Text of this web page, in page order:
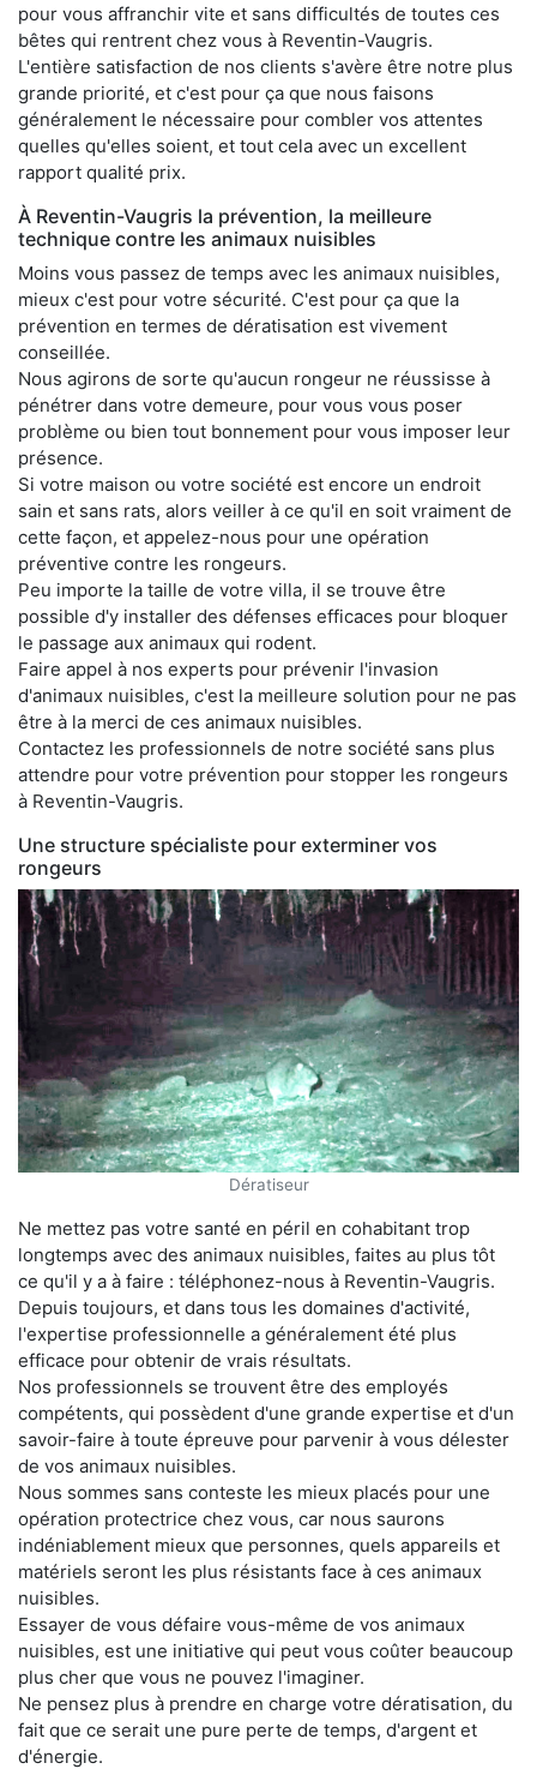
pour vous affranchir vite et sans difficultés de toutes ces
bêtes qui rentrent chez vous à Reventin-Vaugris.
L'entière satisfaction de nos clients s'avère être notre plus
grande priorité, et c'est pour ça que nous faisons
généralement le nécessaire pour combler vos attentes
quelles qu'elles soient, et tout cela avec un excellent
rapport qualité prix.
À Reventin-Vaugris la prévention, la meilleure
technique contre les animaux nuisibles
Moins vous passez de temps avec les animaux nuisibles,
mieux c'est pour votre sécurité. C'est pour ça que la
prévention en termes de dératisation est vivement
conseillée.
Nous agirons de sorte qu'aucun rongeur ne réussisse à
pénétrer dans votre demeure, pour vous vous poser
problème ou bien tout bonnement pour vous imposer leur
présence.
Si votre maison ou votre société est encore un endroit
sain et sans rats, alors veiller à ce qu'il en soit vraiment de
cette façon, et appelez-nous pour une opération
préventive contre les rongeurs.
Peu importe la taille de votre villa, il se trouve être
possible d'y installer des défenses efficaces pour bloquer
le passage aux animaux qui rodent.
Faire appel à nos experts pour prévenir l'invasion
d'animaux nuisibles, c'est la meilleure solution pour ne pas
être à la merci de ces animaux nuisibles.
Contactez les professionnels de notre société sans plus
attendre pour votre prévention pour stopper les rongeurs
à Reventin-Vaugris.
Une structure spécialiste pour exterminer vos
rongeurs
Dératiseur
Ne mettez pas votre santé en péril en cohabitant trop
longtemps avec des animaux nuisibles, faites au plus tôt
ce qu'il y a à faire : téléphonez-nous à Reventin-Vaugris.
Depuis toujours, et dans tous les domaines d'activité,
l'expertise professionnelle a généralement été plus
efficace pour obtenir de vrais résultats.
Nos professionnels se trouvent être des employés
compétents, qui possèdent d'une grande expertise et d'un
savoir-faire à toute épreuve pour parvenir à vous délester
de vos animaux nuisibles.
Nous sommes sans conteste les mieux placés pour une
opération protectrice chez vous, car nous saurons
indéniablement mieux que personnes, quels appareils et
matériels seront les plus résistants face à ces animaux
nuisibles.
Essayer de vous défaire vous-même de vos animaux
nuisibles, est une initiative qui peut vous coûter beaucoup
plus cher que vous ne pouvez l'imaginer.
Ne pensez plus à prendre en charge votre dératisation, du
fait que ce serait une pure perte de temps, d'argent et
d'énergie.